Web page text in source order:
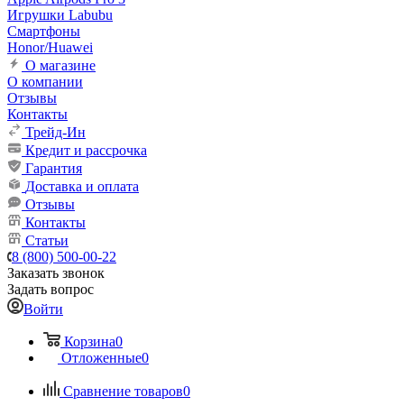
Игрушки Labubu
Смартфоны
Honor/Huawei
О магазине
О компании
Отзывы
Контакты
Трейд-Ин
Кредит и рассрочка
Гарантия
Доставка и оплата
Отзывы
Контакты
Статьи
8 (800) 500-00-22
Заказать звонок
Задать вопрос
Войти
Корзина0
Отложенные0
Сравнение товаров0